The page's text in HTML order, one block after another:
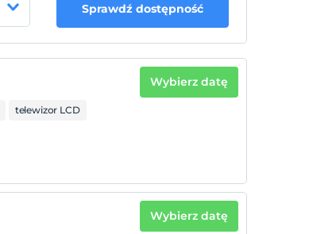
Sprawdź dostępność
telewizor LCD
Wybierz datę
Wybierz datę